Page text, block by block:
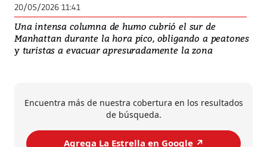
20/05/2026 11:41
Una intensa columna de humo cubrió el sur de
Manhattan durante la hora pico, obligando a peatones
y turistas a evacuar apresuradamente la zona
Encuentra más de nuestra cobertura en los resultados
de búsqueda.
Agrega La Estrella en Google ↗️